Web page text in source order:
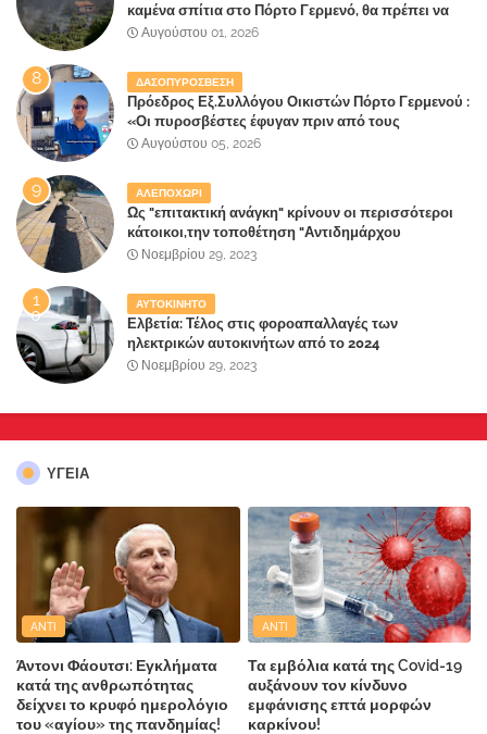
καμένα σπίτια στο Πόρτο Γερμενό, θα πρέπει να
αναζητηθούν ευθύνες για την ολοσχερή
επίγειου παραδείσου της Αττικής
Αυγούστου 01, 2026
ΔΑΣΟΠΥΡΟΣΒΕΣΗ
Πρόεδρος Εξ.Συλλόγου Οικιστών Πόρτο Γερμενού :
«Οι πυροσβέστες έφυγαν πριν από τους
κατοίκους»
Αυγούστου 05, 2026
ΑΛΕΠΟΧΩΡΙ
Ως "επιτακτική ανάγκη" κρίνουν οι περισσότεροι
κάτοικοι,την τοποθέτηση "Αντιδημάρχου
Παραλιακής Ζώνης" στο Δήμο Μάνδρας-Ειδυλλίας!
Νοεμβρίου 29, 2023
ΑΥΤΟΚΙΝΗΤΟ
Ελβετία: Τέλος στις φοροαπαλλαγές των
ηλεκτρικών αυτοκινήτων από το 2024
Νοεμβρίου 29, 2023
ΥΓΕΙΑ
ANTI
Άντονι Φάουτσι: Εγκλήματα
κατά της ανθρωπότητας
δείχνει το κρυφό ημερολόγιο
του «αγίου» της πανδημίας!
ANTI
Τα εμβόλια κατά της Covid-19
αυξάνουν τον κίνδυνο
εμφάνισης επτά μορφών
καρκίνου!